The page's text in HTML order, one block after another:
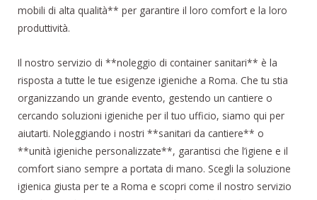
mobili di alta qualità** per garantire il loro comfort e la loro
produttività.
Il nostro servizio di **noleggio di container sanitari** è la
risposta a tutte le tue esigenze igieniche a Roma. Che tu stia
organizzando un grande evento, gestendo un cantiere o
cercando soluzioni igieniche per il tuo ufficio, siamo qui per
aiutarti. Noleggiando i nostri **sanitari da cantiere** o
**unità igieniche personalizzate**, garantisci che l’igiene e il
comfort siano sempre a portata di mano. Scegli la soluzione
igienica giusta per te a Roma e scopri come il nostro servizio